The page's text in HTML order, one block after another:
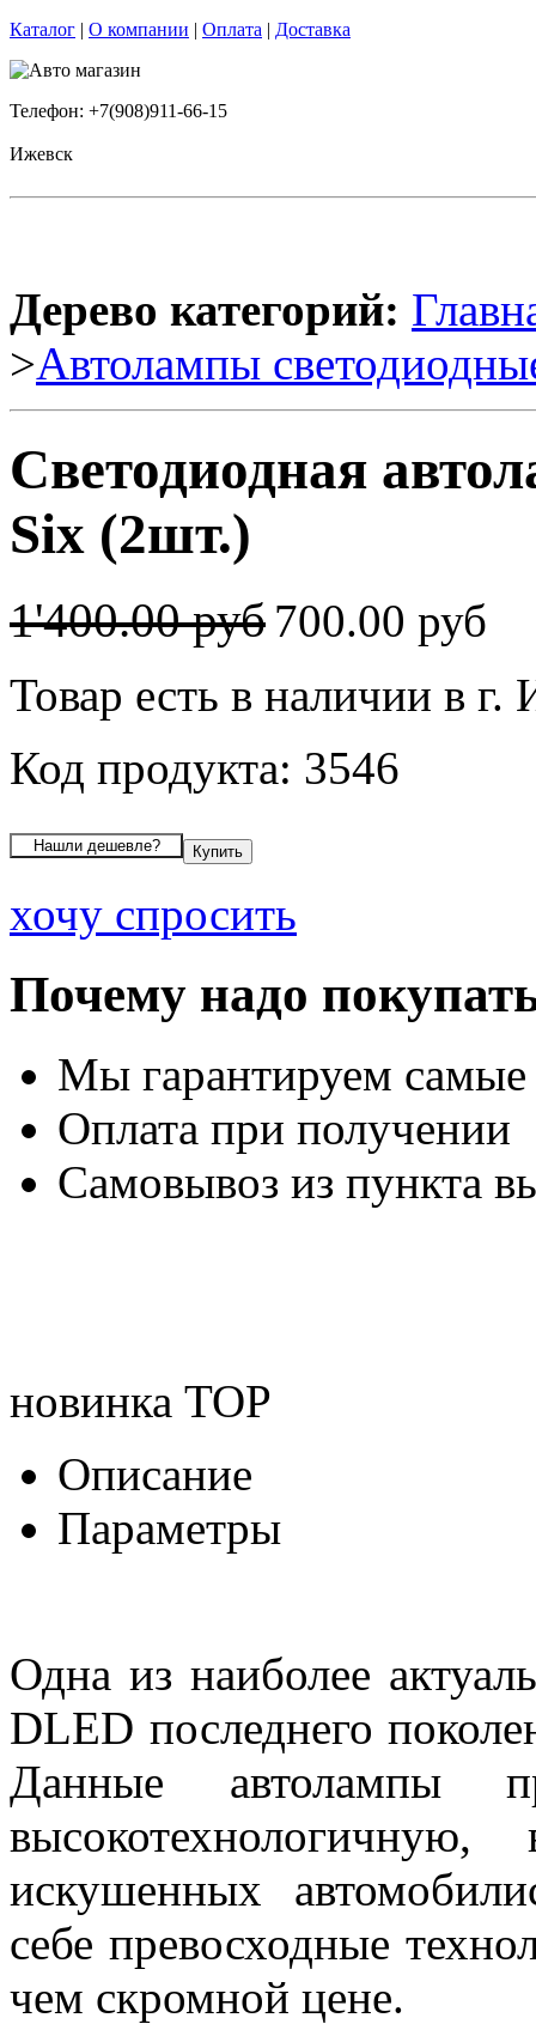
Каталог | О компании | Оплата | Доставка
Телефон: +7(908)911-66-15
Ижевск
Дерево категорий:
>Автолампы
Светодиодная
Six (2шт.)
1'400.00 руб 700.00 руб
Товар есть в наличии в г.
Код продукта: 3546
хочу спросить
Почему надо
Мы гарантируем
Оплата при получении
Самовывоз из пункта
новинка TOP
Описание
Параметры
Одна из наиболее
DLED последнего
Данные автолампы
искушенных
себе превосходные
чем скромной цене.